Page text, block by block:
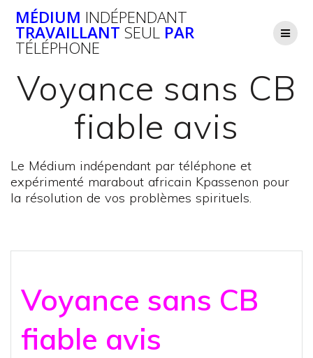
au
contenu
MÉDIUM INDÉPENDANT
TRAVAILLANT SEUL PAR
TÉLÉPHONE
Voyance sans CB
fiable avis
Le Médium indépendant par téléphone et
expérimenté marabout africain Kpassenon pour
la résolution de vos problèmes spirituels.
Voyance sans CB
fiable avis